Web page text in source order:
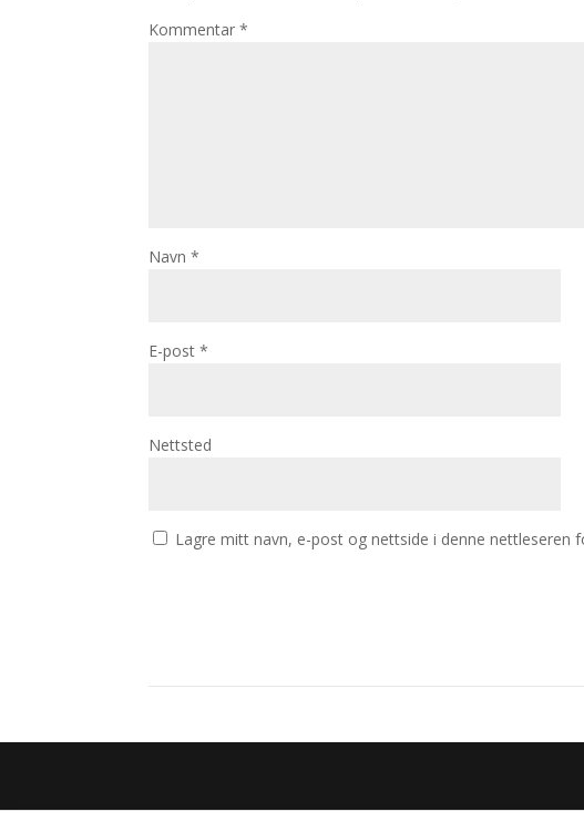
Kommentar*
Navn*
E-post*
Nettsted
Lagre mitt navn, e-post og nettside i denne nettleseren